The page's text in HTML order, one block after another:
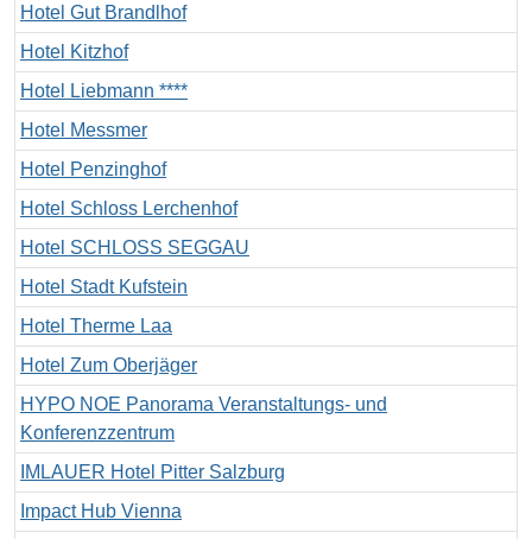
Hotel Gut Brandlhof
Hotel Kitzhof
Hotel Liebmann ****
Hotel Messmer
Hotel Penzinghof
Hotel Schloss Lerchenhof
Hotel SCHLOSS SEGGAU
Hotel Stadt Kufstein
Hotel Therme Laa
Hotel Zum Oberjäger
HYPO NOE Panorama Veranstaltungs- und
Konferenzzentrum
IMLAUER Hotel Pitter Salzburg
Impact Hub Vienna